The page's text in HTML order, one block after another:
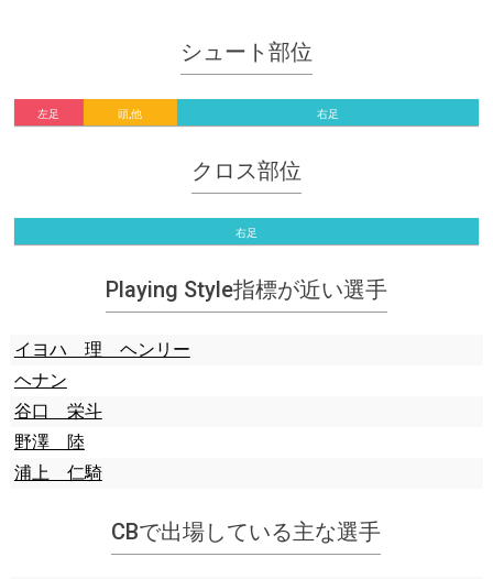
シュート部位
左足 頭,他 右足
クロス部位
右足
Playing Style指標が近い選手
イヨハ 理 ヘンリー
ヘナン
谷口 栄斗
野澤 陸
浦上 仁騎
CBで出場している主な選手